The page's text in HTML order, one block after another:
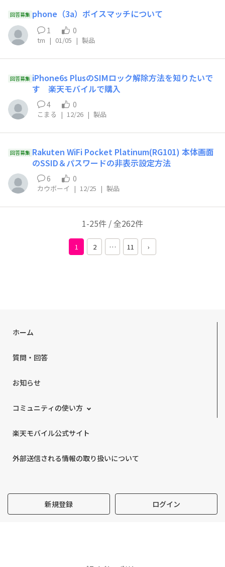
回答募集 phone（3a）ボイスマッチについて
1 0
tm | 01/05 | 製品
回答募集 iPhone6s PlusのSIMロック解除方法を知りたいで
す 楽天モバイルで購入
4 0
こまる | 12/26 | 製品
回答募集 Rakuten WiFi Pocket Platinum(RG101) 本体画面
のSSID＆パスワードの非表示設定方法
6 0
カウボーイ | 12/25 | 製品
1-25件 / 全262件
1 2 … 11 ›
ホーム
質問・回答
お知らせ
コミュニティの使い方
楽天モバイル公式サイト
外部送信される情報の取り扱いについて
新規登録 ログイン